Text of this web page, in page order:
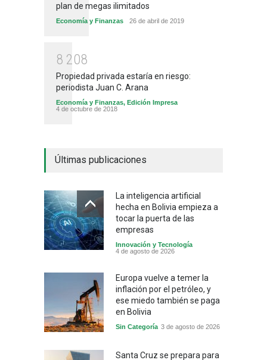
plan de megas ilimitados
Economía y Finanzas 26 de abril de 2019
8 208
Propiedad privada estaría en riesgo:
periodista Juan C. Arana
Economía y Finanzas, Edición Impresa
4 de octubre de 2018
Últimas publicaciones
La inteligencia artificial
hecha en Bolivia empieza a
tocar la puerta de las
empresas
Innovación y Tecnología
4 de agosto de 2026
Europa vuelve a temer la
inflación por el petróleo, y
ese miedo también se paga
en Bolivia
Sin Categoría 3 de agosto de 2026
Santa Cruz se prepara para